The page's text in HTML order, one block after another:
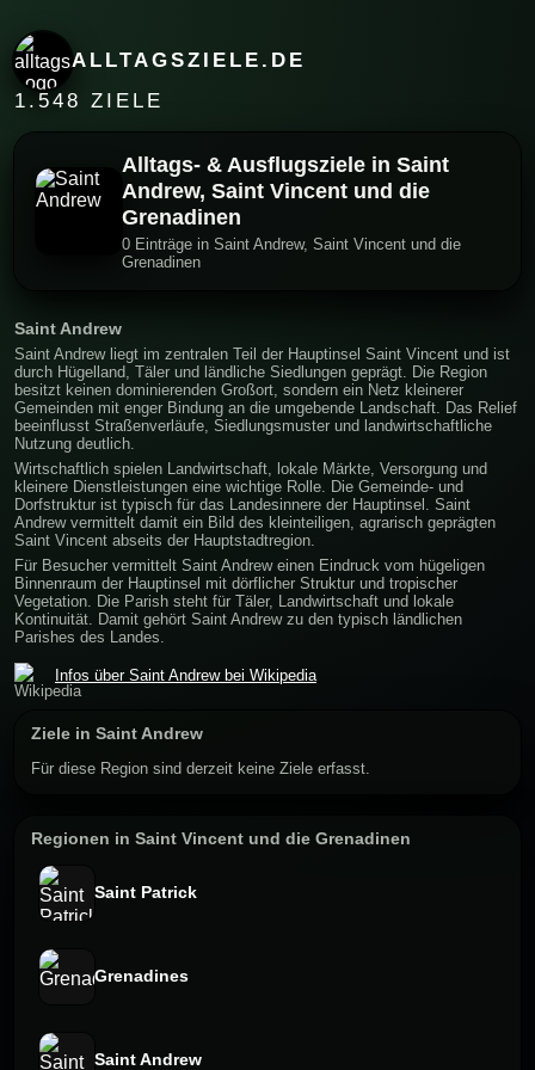
ALLTAGSZIELE.DE
1.548 ZIELE
Alltags- & Ausflugsziele in Saint
Andrew, Saint Vincent und die
Grenadinen
0 Einträge in Saint Andrew, Saint Vincent und die
Grenadinen
Saint Andrew
Saint Andrew liegt im zentralen Teil der Hauptinsel Saint Vincent und ist
durch Hügelland, Täler und ländliche Siedlungen geprägt. Die Region
besitzt keinen dominierenden Großort, sondern ein Netz kleinerer
Gemeinden mit enger Bindung an die umgebende Landschaft. Das Relief
beeinflusst Straßenverläufe, Siedlungsmuster und landwirtschaftliche
Nutzung deutlich.
Wirtschaftlich spielen Landwirtschaft, lokale Märkte, Versorgung und
kleinere Dienstleistungen eine wichtige Rolle. Die Gemeinde- und
Dorfstruktur ist typisch für das Landesinnere der Hauptinsel. Saint
Andrew vermittelt damit ein Bild des kleinteiligen, agrarisch geprägten
Saint Vincent abseits der Hauptstadtregion.
Für Besucher vermittelt Saint Andrew einen Eindruck vom hügeligen
Binnenraum der Hauptinsel mit dörflicher Struktur und tropischer
Vegetation. Die Parish steht für Täler, Landwirtschaft und lokale
Kontinuität. Damit gehört Saint Andrew zu den typisch ländlichen
Parishes des Landes.
Infos über Saint Andrew bei Wikipedia
Ziele in Saint Andrew
Für diese Region sind derzeit keine Ziele erfasst.
Regionen in Saint Vincent und die Grenadinen
Saint Patrick
Grenadines
Saint Andrew